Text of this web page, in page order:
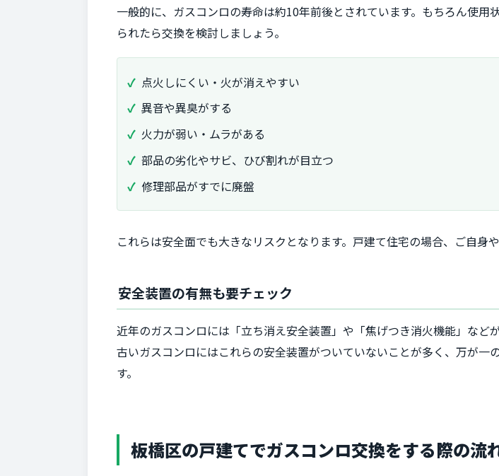
一般的に、ガスコンロの寿命は約10年前後とされています。もちろん使
られたら交換を検討しましょう。
点火しにくい・火が消えやすい
異音や異臭がする
火力が弱い・ムラがある
部品の劣化やサビ、ひび割れが目立つ
修理部品がすでに廃盤
これらは安全面でも大きなリスクとなります。戸建て住宅の場合、ご自身
安全装置の有無も要チェック
近年のガスコンロには「立ち消え安全装置」や「焦げつき消火機能」など
古いガスコンロにはこれらの安全装置がついていないことが多く、万が
す。
板橋区の戸建てでガスコンロ交換をする際の流